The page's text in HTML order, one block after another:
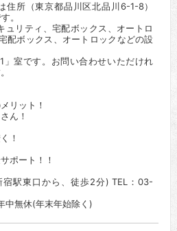
住所（東京都品川区北品川6-1-8）
。
ュリティ、宅配ボックス、オートロ
配ボックス、オートロックなどの設
室です。お問い合わせいただけれ
リット！
ん！
！
ポート！！
宿駅東口から、徒歩2分) TEL：03-
中無休(年末年始除く)